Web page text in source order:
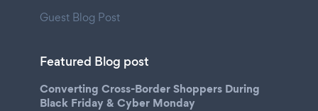
Guest Blog Post
Featured Blog post
Converting Cross-Border Shoppers During
Black Friday & Cyber Monday